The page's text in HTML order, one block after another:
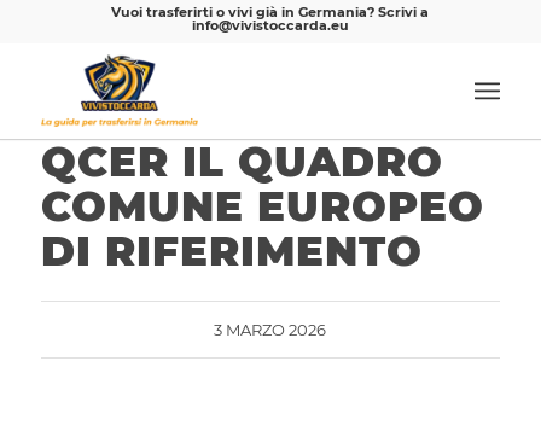
Vuoi trasferirti o vivi già in Germania? Scrivi a
info@vivistoccarda.eu
QCER IL QUADRO
COMUNE EUROPEO
DI RIFERIMENTO
3 MARZO 2026